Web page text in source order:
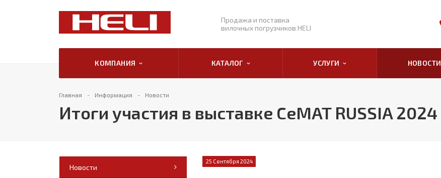
Продажа и поставка
вилочных погрузчиков HELI
КОМПАНИЯ КАТАЛОГ УСЛУГИ НОВОСТИ
Главная Информация Новости
Итоги участия в выставке CeMAT RUSSIA 2024
Новости
25 Сентября 2024